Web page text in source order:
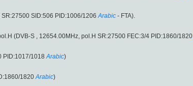
SID:506 PID:1006/1206 Arabic - FTA).
(DVB-S , 12654.00MHz, pol.H SR:27500 FEC:3/4 PID:1860/1820
PID:1017/1018 Arabic)
1820 Arabic)